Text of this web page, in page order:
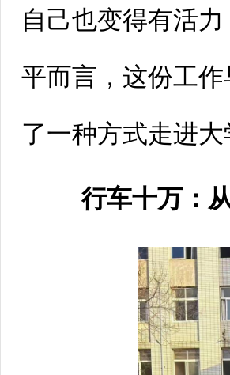
自己也变得有活
平而言，这份工
了一种方式走进
行车十万：